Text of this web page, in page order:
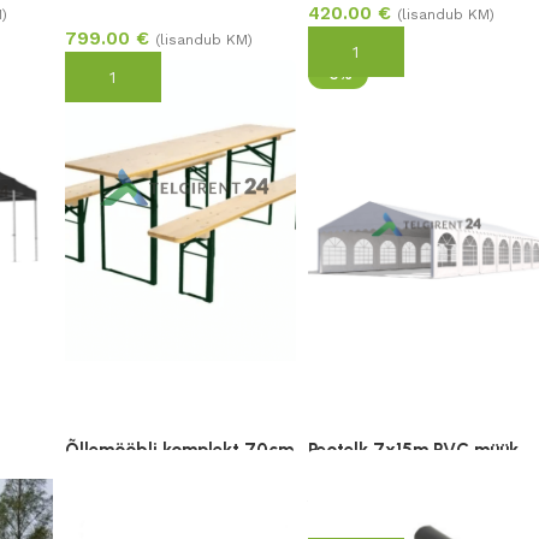
799.00 € (lisandub KM)
Lisa korvi
420.00 € (lisandub KM)
Lisa korvi
Õllemööbli komplekt 70cm
-3%
Peotelk 7x15m PVC müük